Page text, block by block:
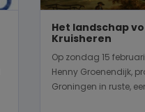
Het landschap
Kruisheren
Op zondag 15
Henny Groenendijk,
Groningen in ruste,